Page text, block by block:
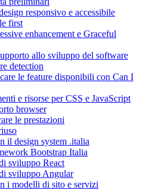
responsivo e accessibile
first
enhancement e Graceful
allo sviluppo del software
detection
le feature disponibili con Can I
e risorse per CSS e JavaScript
browser
le prestazioni
il design system .italia
Bootstrap Italia
sviluppo React
sviluppo Angular
i modelli di sito e servizi